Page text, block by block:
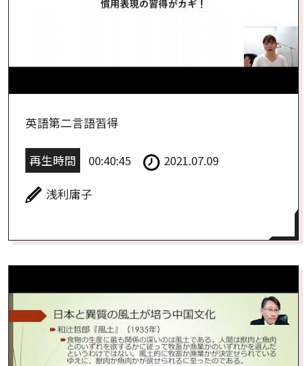
英語第二言語習得
再生時間 00:40:45 2021.07.09
浅利庸子